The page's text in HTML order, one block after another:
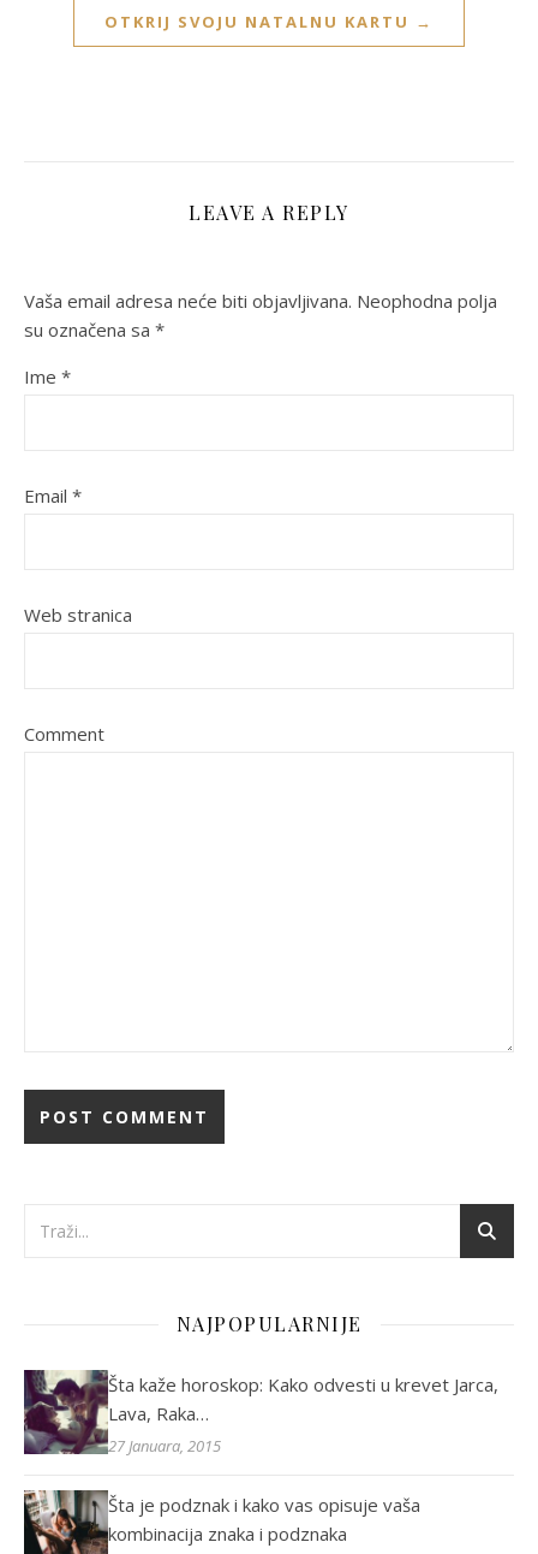
OTKRIJ SVOJU NATALNU KARTU →
LEAVE A REPLY
Vaša email adresa neće biti objavljivana. Neophodna polja
su označena sa *
Ime *
Email *
Web stranica
Comment
NAJPOPULARNIJE
Šta kaže horoskop: Kako odvesti u krevet Jarca,
Lava, Raka…
27 Januara, 2015
Šta je podznak i kako vas opisuje vaša
kombinacija znaka i podznaka